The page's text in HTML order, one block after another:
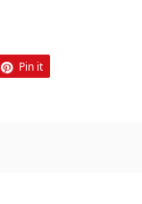
Pin it